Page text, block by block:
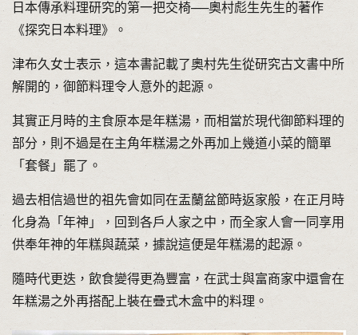
日本傳承料理研究的第一把交椅──奧村彪生先生的著作
《探究日本料理》。
津布久女士表示，這本書記載了奧村先生從研究古文書中所
解開的，御節料理令人意外的起源。
其實正月時的主食原本是年糕湯，而相當於現代御節料理的
部分，則不過是在主角年糕湯之外再加上幾道小菜的簡單
「套餐」罷了。
過去相信過世的祖先會如同在盂蘭盆節時返家般，在正月時
化身為「年神」，回到各戶人家之中，而全家人會一同享用
供奉年神的年糕與蔬菜，據說這便是年糕湯的起源。
隨時代更迭，飲食變得更為豐富，在武士與富商家中還會在
年糕湯之外再搭配上裝在疊式木盒中的料理。